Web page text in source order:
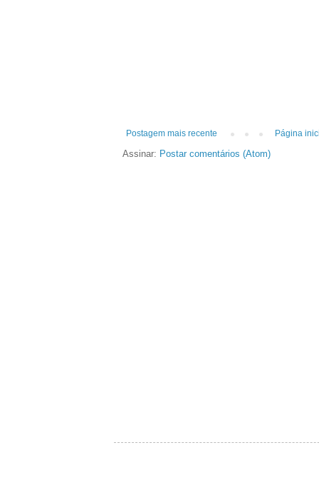
Postagem mais recente Página
Assinar: Postar comentários (Atom)